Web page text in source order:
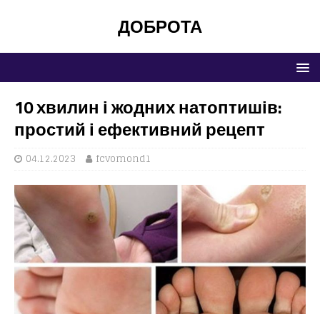
ДОБРОТА
10 хвилин і жодних натоптишів:
простий і ефективний рецепт
04.12.2023 fcvomond1